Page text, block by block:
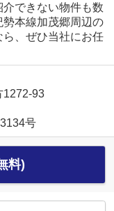
できない物件も数
本線加茂郷周辺の
、ぜひ当社にお任
1272-93
号
料)